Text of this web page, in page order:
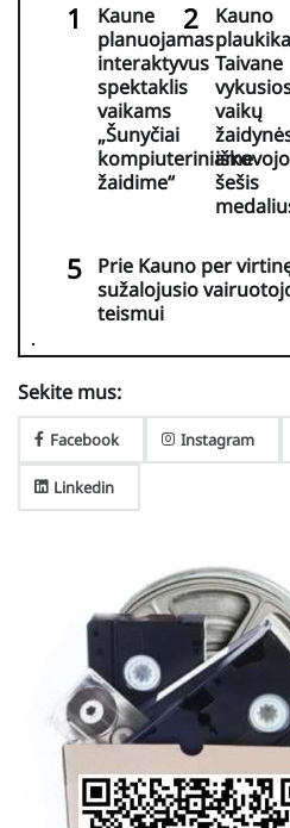
Kaune
planuojamas
interaktyvus
spektaklis
vaikams
„Šunyčiai
kompiuteriniame
žaidime“
Kauno
Taivane
vaikų
iškovojo
šešis
Prie Kauno per
sužalojusio
teismui
Sekite mus:
Facebook Instagram
Linkedin